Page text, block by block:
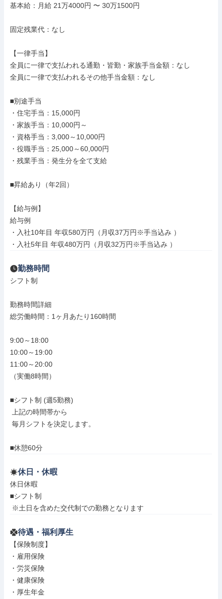
基本給：月給 21万4000円 〜 30万1500円
固定残業代：なし
【一律手当】
全員に一律で支払われる通勤・皆勤・家族手当金額：なし
全員に一律で支払われるその他手当金額：なし
■別途手当
・住宅手当：15,000円
・家族手当：10,000円～
・資格手当：3,000～10,000円
・役職手当：25,000～60,000円
・残業手当：発生分を全て支給
■昇給あり（年2回）
【給与例】
給与例
・入社10年目 年収580万円（月収37万円※手当込み ）
・入社5年目 年収480万円（月収32万円※手当込み ）
勤務時間
シフト制
勤務時間詳細
総労働時間：1ヶ月あたり160時間
9:00～18:00
10:00～19:00
11:00～20:00
（実働8時間）
■シフト制 (週5勤務)
■休憩60分
休日・休暇
休日休暇
■シフト制
※土日を含めた交代制での勤務となります
待遇・福利厚生
【保険制度】
・雇用保険
・労災保険
・健康保険
・厚生年金